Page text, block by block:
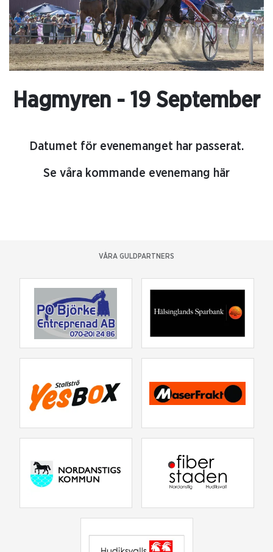
Hagmyren - 19 September
Datumet för evenemanget har passerat.
Se våra kommande evenemang här
VÅRA GULDPARTNERS